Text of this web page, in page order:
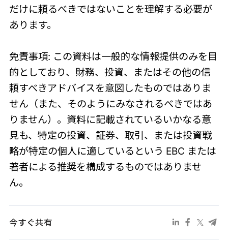
だけに頼るべきではないことを理解する必要が
あります。
免責事項: この資料は一般的な情報提供のみを目
的としており、財務、投資、またはその他の信
頼すべきアドバイスを意図したものではありま
せん（また、そのようにみなされるべきではあ
りません）。資料に記載されているいかなる意
見も、特定の投資、証券、取引、または投資戦
略が特定の個人に適しているという EBC または
著者による推奨を構成するものではありませ
ん。
今すぐ共有